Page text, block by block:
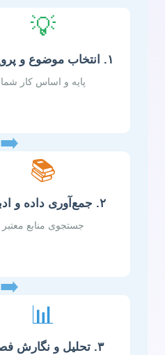
💡
۱. انتخاب موضوع و پروپوزال
پایه و اساس کار شما
➡️
📚
۲. جمع‌آوری داده و ادبیات
جستجوی منابع معتبر
➡️
📊
۳. تحلیل و نگارش فصول